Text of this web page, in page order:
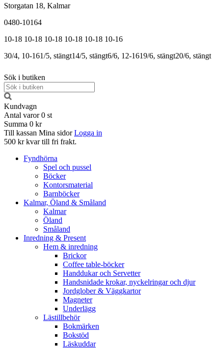
Storgatan 18, Kalmar
0480-10164
10-18 10-18 10-18 10-18 10-18 10-16
30/4, 10-161/5, stängt14/5, stängt6/6, 12-1619/6, stängt20/6, stängt
Sök i butiken
Kundvagn
Antal varor 0 st
Summa 0 kr
Till kassan Mina sidor Logga in
500 kr kvar till fri frakt.
Fyndhörna
Spel och pussel
Böcker
Kontorsmaterial
Barnböcker
Kalmar, Öland & Småland
Kalmar
Öland
Småland
Inredning & Present
Hem & inredning
Brickor
Coffee table-böcker
Handdukar och Servetter
Handsnidade krokar, nyckelringar och djur
Jordglober & Väggkartor
Magneter
Underlägg
Lästillbehör
Bokmärken
Bokstöd
Läskuddar